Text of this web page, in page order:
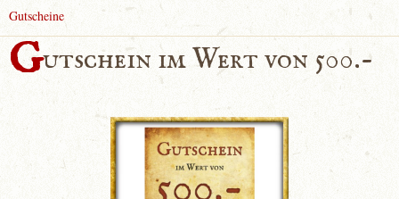
Gutscheine
Gutschein im Wert von 500.-